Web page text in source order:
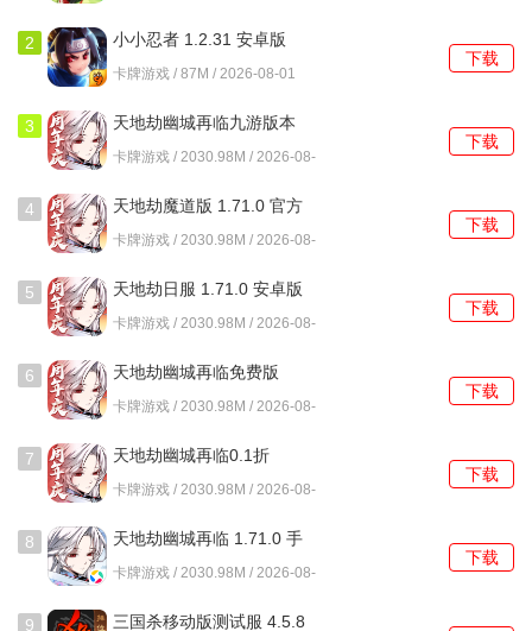
游戏的登录奖励也非常丰富，玩家只需登录即可获得10w真
军团夺旗和上古秘境等特色系统，让玩家体验到更多的战斗
能感受到更高的竞技乐趣。
2 小小忍者 1.2.31 安卓版
卡牌游戏 / 87M / 2026-08-01
下载
3
天地劫幽城再临九游版本
1.71.0 最新版
卡牌游戏 / 2030.98M / 2026-08-
下载
4
天地劫魔道版 1.71.0 官方
版
卡牌游戏 / 2030.98M / 2026-08-
下载
5 天地劫日服 1.71.0 安卓版
卡牌游戏 / 2030.98M / 2026-08-
下载
6
天地劫幽城再临免费版
1.71.0 官方版
卡牌游戏 / 2030.98M / 2026-08-
下载
7
天地劫幽城再临0.1折
1.71.0 最新版
卡牌游戏 / 2030.98M / 2026-08-
下载
8
天地劫幽城再临 1.71.0 手
机版
卡牌游戏 / 2030.98M / 2026-08-
下载
9 三国杀移动版测试服 4.5.8